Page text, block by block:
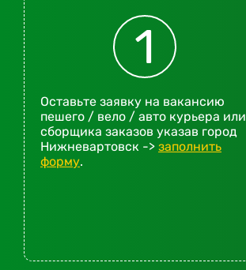
1
Оставьте заявку на вакансию
пешего / вело / авто курьера или
сборщика заказов указав город
Нижневартовск -> заполнить
форму.